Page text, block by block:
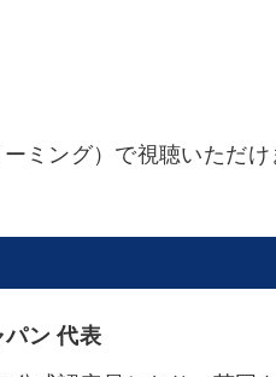
ミング）で視聴いただけ
パン 代表